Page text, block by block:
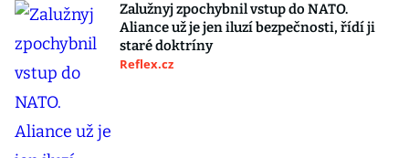
Zalužnyj zpochybnil vstup do NATO.
Aliance už je jen iluzí bezpečnosti, řídí ji
staré doktríny
Reflex.cz